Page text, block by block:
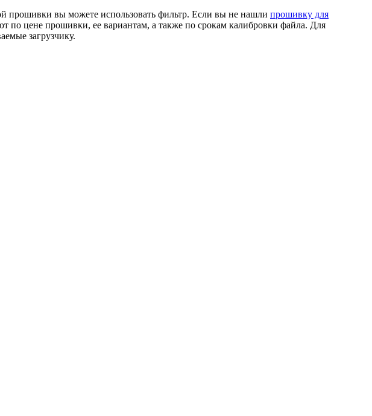
прошивки вы можете использовать фильтр. Если вы не нашли прошивку для
по цене прошивки, ее вариантам, а также по срокам калибровки файла. Для
загрузчику.